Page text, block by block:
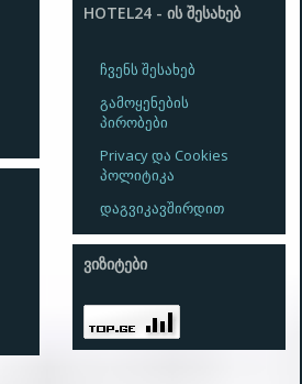
HOTEL24 - ᲘᲡ ᲨᲔᲡᲐᲮᲔᲑ
ჩვენს შესახებ
გამოყენების
პირობები
Privacy და Cookies
პოლიტიკა
დაგვიკავშირდით
ᲕᲘᲖᲘᲢᲔᲑᲘ